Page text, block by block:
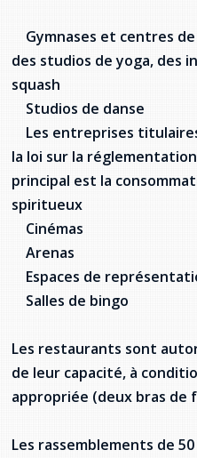
neuf
Répertoire des
Visages de la santé
Pinos Mpiana
Allison Chaytor
Maurice Nzoyamara
Lee Trowbridge
Randy Follet
Skye Fisher
Pamela Tucker
Anastasia Knudsen
Programmes et
provincial
Ressources
communication en
Gymnases et centres
des studios de yoga, des
squash
Studios de danse
Les entreprises
la loi sur la
principal est la
spiritueux
Cinémas
Arenas
Espaces de
Salles de bingo
Les restaurants sont
de leur capacité, à
appropriée (deux bras de
Les rassemblements de